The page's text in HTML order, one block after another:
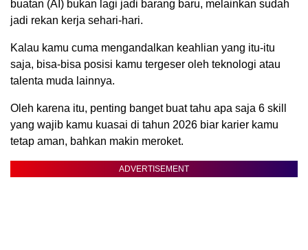
buatan (AI) bukan lagi jadi barang baru, melainkan sudah
jadi rekan kerja sehari-hari.
Kalau kamu cuma mengandalkan keahlian yang itu-itu
saja, bisa-bisa posisi kamu tergeser oleh teknologi atau
talenta muda lainnya.
Oleh karena itu, penting banget buat tahu apa saja 6 skill
yang wajib kamu kuasai di tahun 2026 biar karier kamu
tetap aman, bahkan makin meroket.
ADVERTISEMENT